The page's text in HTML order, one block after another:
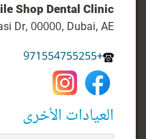
Shop Dental Clinic
Dr, 00000, Dubai, AE
+971554755255
العيادات الأخرى